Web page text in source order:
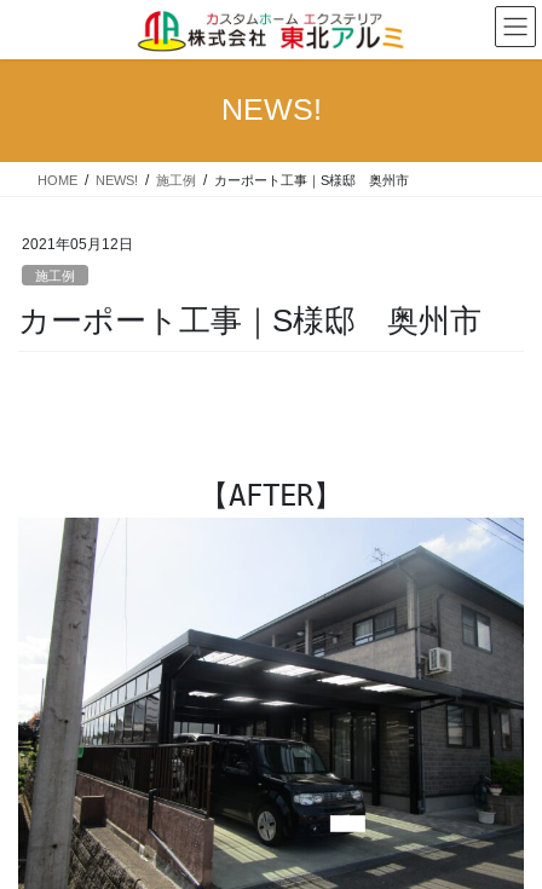
テ
ス
ゲ
ン
NEWS!
HOME NEWS! 施工例 カーポート工事｜S様邸 奥州市
2021年05月12日
施工例
カーポート工事｜S様邸 奥州市